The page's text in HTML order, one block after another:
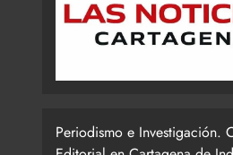
Periodismo e Investigación.